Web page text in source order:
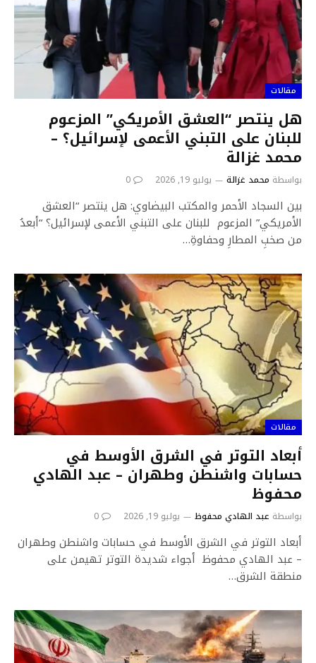
مقالات
هل ينتصر “العشق الأمريكي” المزعوم
للبنان على التبني الأعمى لإسرائيل؟ –
محمد غزالة
بواسطة محمد غزالة يوليو 19, 2026 0
بين السجاد الأحمر والمكتب البيضاوي: هل ينتصر “العشق
الأمريكي” المزعوم للبنان على التبني الأعمى لإسرائيل؟ “أبعدُ
من صخبِ المطارِ وحفاوةِ…
مقالات
أبعاد التوتر في الشرق الأوسط في
حسابات واشنطن وطهران – عبد الهادي
محفوظ
بواسطة عبد الهادي محفوظ يوليو 19, 2026 0
أبعاد التوتر في الشرق الأوسط في حسابات واشنطن وطهران
– عبد الهادي محفوظ أجواء شديدة التوتر تهيمن على
منطقة الشرق…